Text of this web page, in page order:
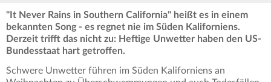
"It Never Rains in Southern California" heißt es in einem
bekannten Song - es regnet nie im Süden Kaliforniens.
Derzeit trifft das nicht zu: Heftige Unwetter haben den US-
Bundesstaat hart getroffen.
Schwere Unwetter führen im Süden Kaliforniens an